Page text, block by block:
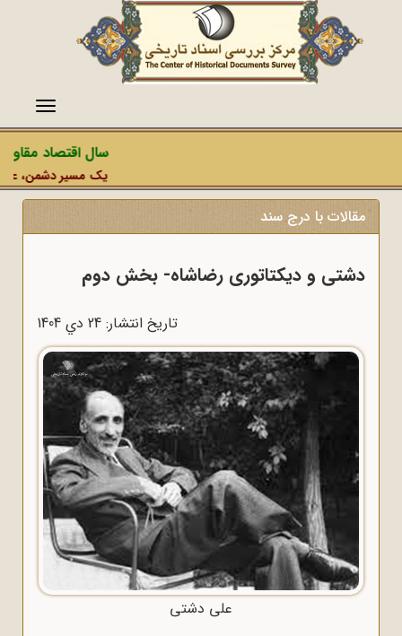
منو
سال اقتصاد
یک مسیر دشمن،
مقالات با درج سند
دشتی و دیکتاتوری رضاشاه- بخش دوم
تاریخ انتشار: 24 دي 1404
علی دشتی